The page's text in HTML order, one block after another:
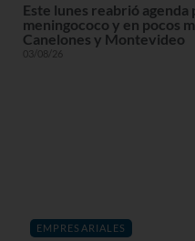
Este lunes reabrió
meningococo y en pocos
Canelones y Montevideo
03/08/26
EMPRESARIALES